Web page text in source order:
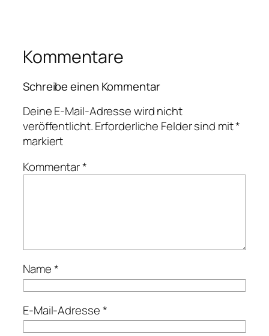
Kommentare
Schreibe einen Kommentar
Deine E-Mail-Adresse wird nicht
veröffentlicht.Erforderliche Felder sind mit*
markiert
Kommentar*
Name*
E-Mail-Adresse*